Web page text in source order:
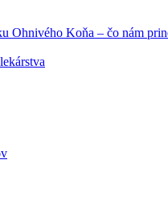
Ohnivého Koňa – čo nám